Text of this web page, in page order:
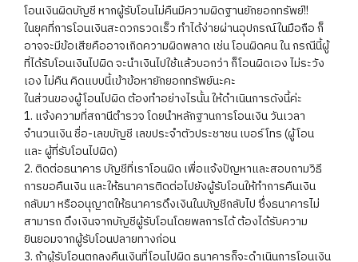
โอนเงินผิดบัญชี หากผู้รับโอนไม่คืนมีความผิดฐานยักยอกทรัพย์!!
ในยุคที่การโอนเงินสะดวกรวดเร็ว ทำได้ง่ายผ่านอุปกรณ์ในมือถือ ก็
อาจจะมีข้อเสียคืออาจเกิดความผิดพลาด เช่น โอนผิดคน ใน กรณีนี้ผู้
ที่ได้รับโอนเงินไปผิด จะนำเงินไปใช้แล้วบอกว่า ก็โอนผิดเอง ไม่ระวัง
เอง ไม่คืน คิดแบบนี้เข้าข้อหายักยอกทรัพย์นะคะ
ในส่วนของผู้โอนไปผิด ต้องทำอย่างไรนั้น ให้ดำเนินการดังนี้ค่ะ
1. แจ้งความที่สถานีตำรวจ โดยนำหลักฐานการโอนเงิน วันเวลา
จำนวนเงิน ชื่อ-เลขบัญชี เลขประจำตัวประชาชน เบอร์โทร (ผู้โอน
และ ผู้ที่รับโอนไปผิด)
2. ติดต่อธนาคาร บัญชีที่เราโอนผิด เพื่อแจ้งปัญหาและสอบถามวิธี
การขอคืนเงิน และให้ธนาคารติดต่อไปยังผู้รับโอนให้ทำการคืนเงิน
กลับมา หรืออนุญาตให้ธนาคารดึงเงินในบัญชีกลับไป ซึ่งธนาคารไม่
สามารถ ดึงเงินจากบัญชีผู้รับโอนโดยพลการได้ ต้องได้รับความ
ยินยอมจากผู้รับโอนปลายทางก่อน
3. ถ้าผู้รับโอนตกลงคืนเงินที่โอนไปผิด ธนาคารก็จะดำเนินการโอนเงิน